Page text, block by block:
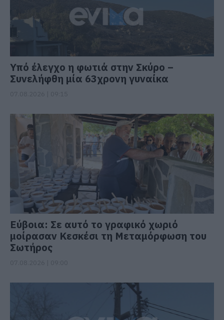
Υπό έλεγχο η φωτιά στην Σκύρο –
Συνελήφθη μία 63χρονη γυναίκα
Εύβοια: Σε αυτό το γραφικό χωριό
μοίρασαν Κεσκέσι τη Μεταμόρφωση του
Σωτήρος